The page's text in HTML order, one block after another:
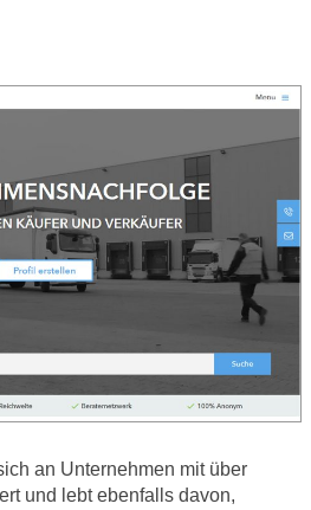
an Unternehmen mit über
und lebt ebenfalls davon,